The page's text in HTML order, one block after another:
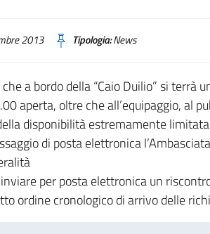
2013 Tipologia:News
a bordo della “Caio Duilio” si terrà
aperta, oltre che all’equipaggio, al
disponibilità estremamente
di posta elettronica l’Ambasciata
per posta elettronica un
ordine cronologico di arrivo delle